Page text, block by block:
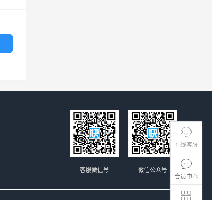
在线客服
会员中心
微信公众号
客服微信号